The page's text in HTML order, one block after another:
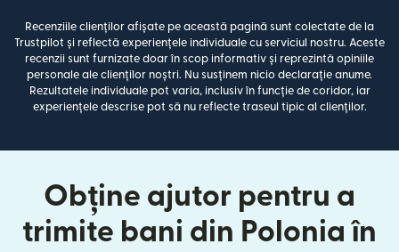
Recenziile clienților afișate pe această pagină sunt colectate de la
Trustpilot și reflectă experiențele individuale cu serviciul nostru. Aceste
recenzii sunt furnizate doar în scop informativ și reprezintă opiniile
personale ale clienților noștri. Nu susținem nicio declarație anume.
Rezultatele individuale pot varia, inclusiv în funcție de coridor, iar
experiențele descrise pot să nu reflecte traseul tipic al clienților.
Obține ajutor pentru a
trimite bani din Polonia în